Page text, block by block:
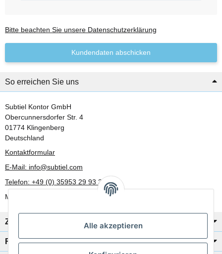
Alle akzeptieren
Bitte beachten Sie unsere Datenschutzerklärung
Kundendaten abschicken
So erreichen Sie uns
Subtiel Kontor GmbH
Obercunnersdorfer Str. 4
01774 Klingenberg
Deutschland
Kontaktformular
E-Mail: info@subtiel.com
Telefon: +49 (0) 35953 29 93 30
Mo-Fr: 8:00 Uhr - 17:00 Uhr
Zahlung/Versand
Rechtliches